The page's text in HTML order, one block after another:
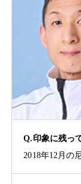
Q.印象に残っ
2018年12月の